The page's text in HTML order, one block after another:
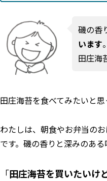
磯の香
います。
田庄海
田庄海苔を食べてみたいと
わたしは、朝食やお弁当のお
です。磯の香りと深みのあ
「田庄海苔を買いたいけ